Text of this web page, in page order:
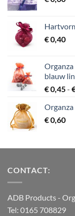
€0,40
blauw
€0,45-
€0,60
CONTACT:
ADB Products-
Tel: 0165 708829